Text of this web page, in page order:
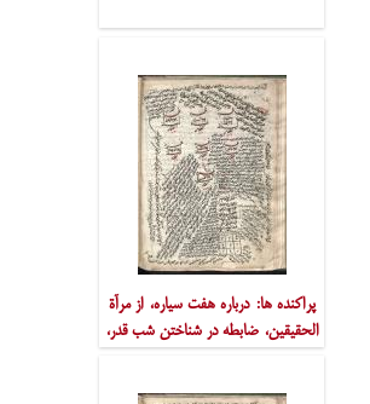
پراکنده ها: درباره هفت سیاره، از مرآة
الحقیقین، ضابطه در شناختن شب قدر،
در کلام حکمت